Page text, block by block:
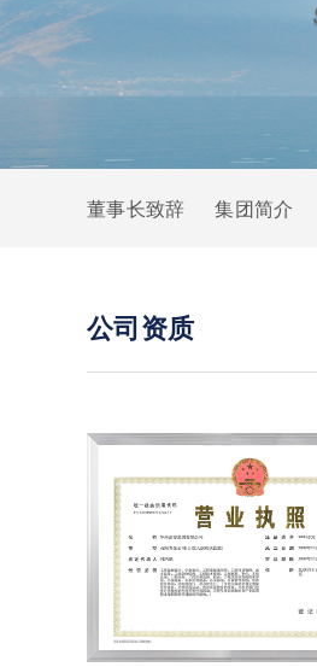
董事长致辞 集团简介
公司资质